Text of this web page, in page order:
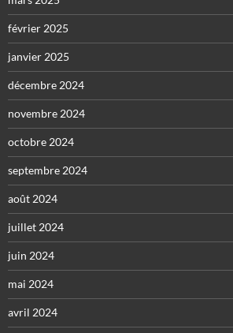
février 2025
janvier 2025
décembre 2024
novembre 2024
octobre 2024
septembre 2024
août 2024
juillet 2024
juin 2024
mai 2024
avril 2024